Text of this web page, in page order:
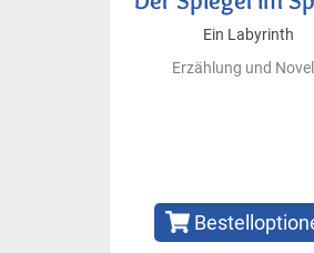
Ein Labyrinth
Erzählung und